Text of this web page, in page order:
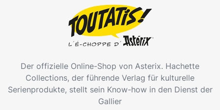
Der offizielle Online-Shop von Asterix. Hachette
Collections, der führende Verlag für kulturelle
Serienprodukte, stellt sein Know-how in den Dienst der
Gallier